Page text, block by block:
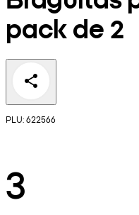
pack de 2
PLU: 622566
3